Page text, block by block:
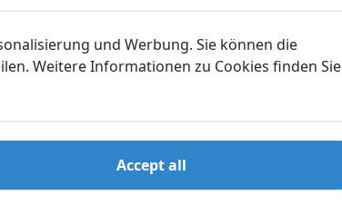
und Werbung. Sie können die
Weitere Informationen zu Cookies finden Sie
Accept all